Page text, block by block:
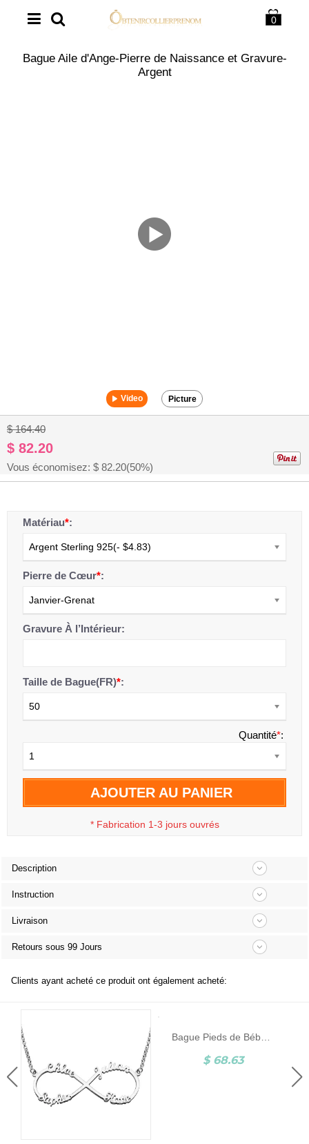
0
Bague Aile d'Ange-Pierre de Naissance et Gravure-
Argent
Video Picture
$ 164.40
$ 82.20
Vous économisez: $ 82.20(50%)
Matériau*:
Argent Sterling 925(- $4.83)
Pierre de Cœur*:
Janvier-Grenat
Gravure À l’Intérieur:
Taille de Bague(FR)*:
50
Quantité*:
1
AJOUTER AU PANIER
* Fabrication 1-3 jours ouvrés
Description
Instruction
Livraison
Retours sous 99 Jours
Clients ayant acheté ce produit ont également acheté:
Bague Pieds de Bébé-Pierre de Naissance et Gravure-Argent
$ 68.63